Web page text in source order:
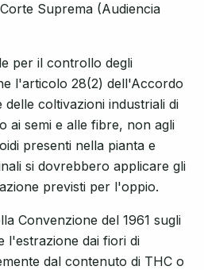
Suprema (Audiencia
per il controllo degli
l'articolo 28(2) dell'Accordo
delle coltivazioni industriali di
ai semi e alle fibre, non agli
presenti nella pianta e
si dovrebbero applicare gli
previsti per l'oppio.
Convenzione del 1961 sugli
l'estrazione dai fiori di
dal contenuto di THC o